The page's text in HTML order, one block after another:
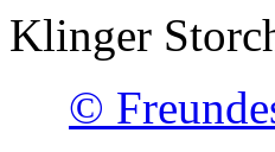
Klinger
©